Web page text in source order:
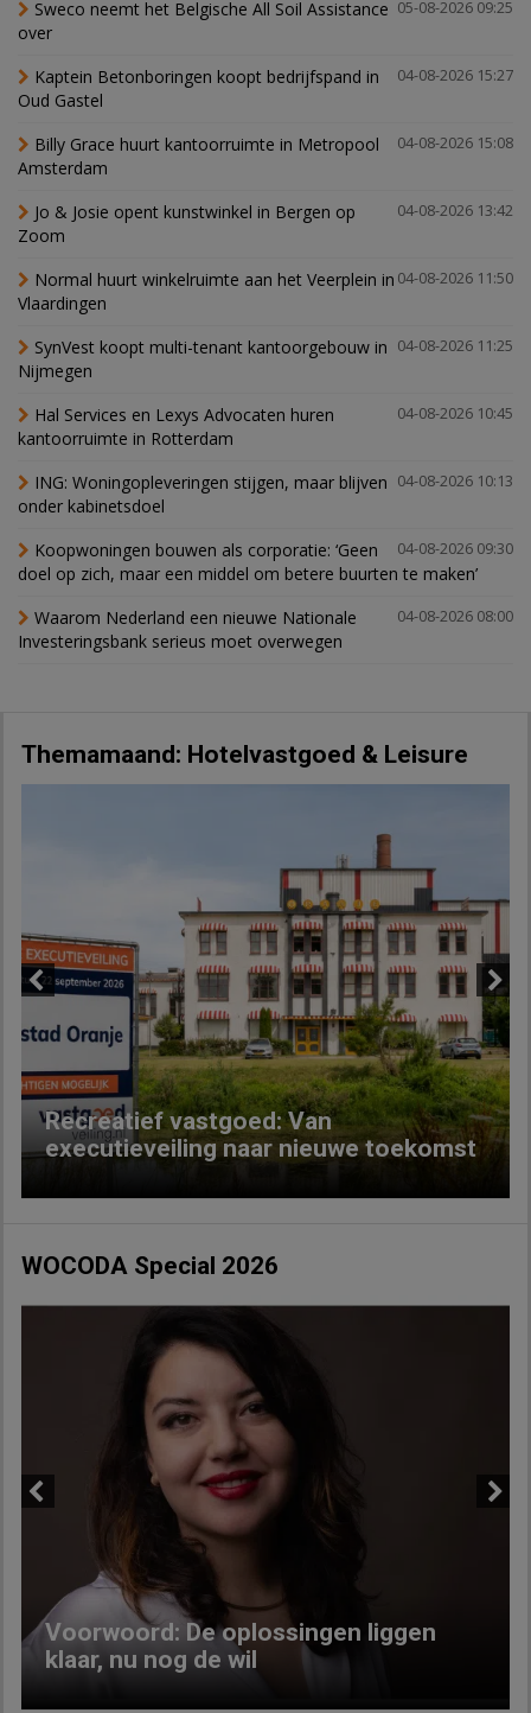
05-08-2026 09:25
Sweco neemt het Belgische All Soil Assistance
over
04-08-2026 15:27
Kaptein Betonboringen koopt bedrijfspand in
Oud Gastel
04-08-2026 15:08
Billy Grace huurt kantoorruimte in Metropool
Amsterdam
04-08-2026 13:42
Jo & Josie opent kunstwinkel in Bergen op
Zoom
04-08-2026 11:50
Normal huurt winkelruimte aan het Veerplein in
Vlaardingen
04-08-2026 11:25
SynVest koopt multi-tenant kantoorgebouw in
Nijmegen
04-08-2026 10:45
Hal Services en Lexys Advocaten huren
kantoorruimte in Rotterdam
04-08-2026 10:13
ING: Woningopleveringen stijgen, maar blijven
onder kabinetsdoel
04-08-2026 09:30
Koopwoningen bouwen als corporatie: ‘Geen
doel op zich, maar een middel om betere buurten te maken’
04-08-2026 08:00
Waarom Nederland een nieuwe Nationale
Investeringsbank serieus moet overwegen
Themamaand: Hotelvastgoed & Leisure
Recreatief vastgoed: Van
executieveiling naar nieuwe toekomst
Next
WOCODA Special 2026
Voorwoord: De oplossingen liggen
klaar, nu nog de wil